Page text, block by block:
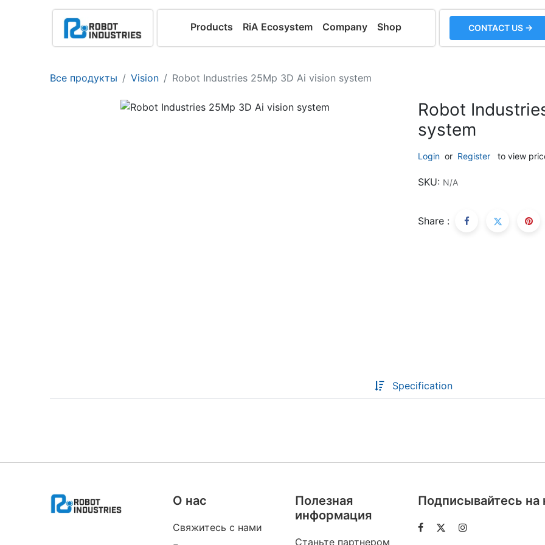
Products RiA Ecosystem Company Shop CONTACT US →
Все продукты Vision Robot Industries 25Mp 3D Ai vision system
Robot
system
Login or Register to view
SKU: N/A
Share :
Specification
О нас
Свяжитесь с нами
Полезная
информация
Станьте партнером
Подписывайтесь на
o singură soluție
Scalabil de la 1 robot la zeci de unități